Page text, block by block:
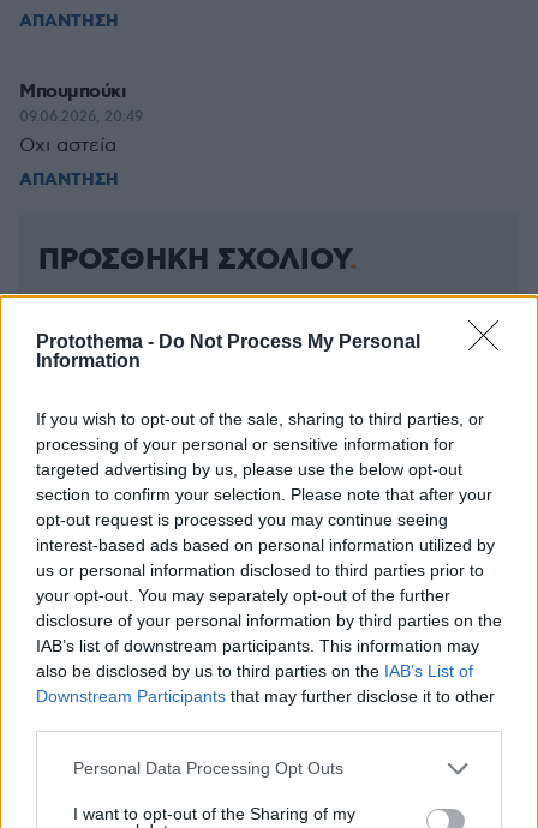
Protothema - Do Not Process My Personal
Information
If you wish to opt-out of the sale, sharing to third parties, or
processing of your personal or sensitive information for
targeted advertising by us, please use the below opt-out
section to confirm your selection. Please note that after your
opt-out request is processed you may continue seeing
interest-based ads based on personal information utilized by
us or personal information disclosed to third parties prior to
your opt-out. You may separately opt-out of the further
disclosure of your personal information by third parties on the
IAB’s list of downstream participants. This information may
also be disclosed by us to third parties on the IAB’s List of
Downstream Participants that may further disclose it to other
Please note that this website/app uses one or more Google
not limited to your visit or usage behaviour. You may click to
Personal Data Processing Opt Outs
I want to opt-out of the Sharing of my
ΑΠΑΝΤΗΣΗ
Μπουμπούκι
09.06.2026, 20:49
Οχι αστεία
ΑΠΑΝΤΗΣΗ
ΠΡΟΣΘΗΚΗ ΣΧΟΛΙΟΥ
EMAIL
ΣΧΌΛΙΟ *
Απομένουν 2500χαρακτήρες